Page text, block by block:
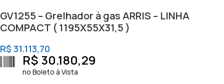
GV1255 – Grelhador à gas ARRIS – LINHA
COMPACT ( 1195X55X31,5 )
R$ 31.113,70
R$ 30.180,29
no Boleto à Vista